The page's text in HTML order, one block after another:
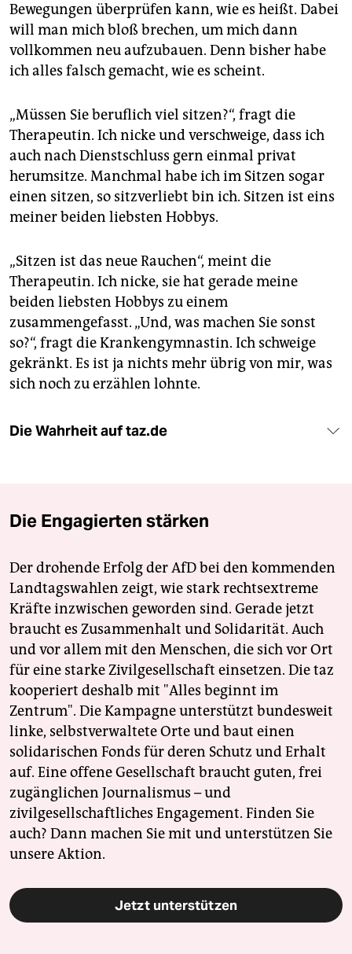
Bewegungen überprüfen kann, wie es heißt. Dabei
will man mich bloß brechen, um mich dann
vollkommen neu aufzubauen. Denn bisher habe
ich alles falsch gemacht, wie es scheint.
„Müssen Sie beruflich viel sitzen?“, fragt die
Therapeutin. Ich nicke und verschweige, dass ich
auch nach Dienstschluss gern einmal privat
herumsitze. Manchmal habe ich im Sitzen sogar
einen sitzen, so sitzverliebt bin ich. Sitzen ist eins
meiner beiden liebsten Hobbys.
„Sitzen ist das neue Rauchen“, meint die
Therapeutin. Ich nicke, sie hat gerade meine
beiden liebsten Hobbys zu einem
zusammengefasst. „Und, was machen Sie sonst
so?“, fragt die Krankengymnastin. Ich schweige
gekränkt. Es ist ja nichts mehr übrig von mir, was
sich noch zu erzählen lohnte.
Die Wahrheit auf taz.de
Die Engagierten stärken
Der drohende Erfolg der AfD bei den kommenden
Landtagswahlen zeigt, wie stark rechtsextreme
Kräfte inzwischen geworden sind. Gerade jetzt
braucht es Zusammenhalt und Solidarität. Auch
und vor allem mit den Menschen, die sich vor Ort
für eine starke Zivilgesellschaft einsetzen. Die taz
kooperiert deshalb mit "Alles beginnt im
Zentrum". Die Kampagne unterstützt bundesweit
linke, selbstverwaltete Orte und baut einen
solidarischen Fonds für deren Schutz und Erhalt
auf. Eine offene Gesellschaft braucht guten, frei
zugänglichen Journalismus – und
zivilgesellschaftliches Engagement. Finden Sie
auch? Dann machen Sie mit und unterstützen Sie
unsere Aktion.
Jetzt unterstützen